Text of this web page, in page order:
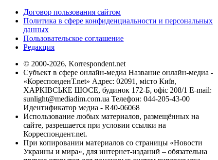
Договор пользования сайтом
Политика в сфере конфиденциальности и персональных
данных
Пользовательское соглашение
Редакция
© 2000-2026, Korrespondent.net
Субъект в сфере онлайн-медиа Название онлайн-медиа -
«КореспонденТ.net» Адрес: 02091, місто Київ,
ХАРКІВСЬКЕ ШОСЕ, будинок 172-Б, офіс 208/1 E-mail:
sunlight@mediadim.com.ua Телефон: 044-205-43-00
Идентификатор медиа - R40-06068
Использование любых материалов, размещённых на
сайте, разрешается при условии ссылки на
Корреспондент.net.
При копировании материалов со страницы «Новости
Украины и мира», для интернет-изданий – обязательна